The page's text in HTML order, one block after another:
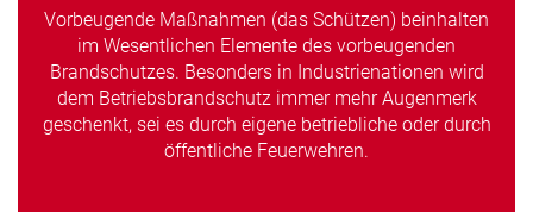
Vorbeugende Maßnahmen (das Schützen) beinhalten
im Wesentlichen Elemente des vorbeugenden
Brandschutzes. Besonders in Industrienationen wird
dem Betriebsbrandschutz immer mehr Augenmerk
geschenkt, sei es durch eigene betriebliche oder durch
öffentliche Feuerwehren.